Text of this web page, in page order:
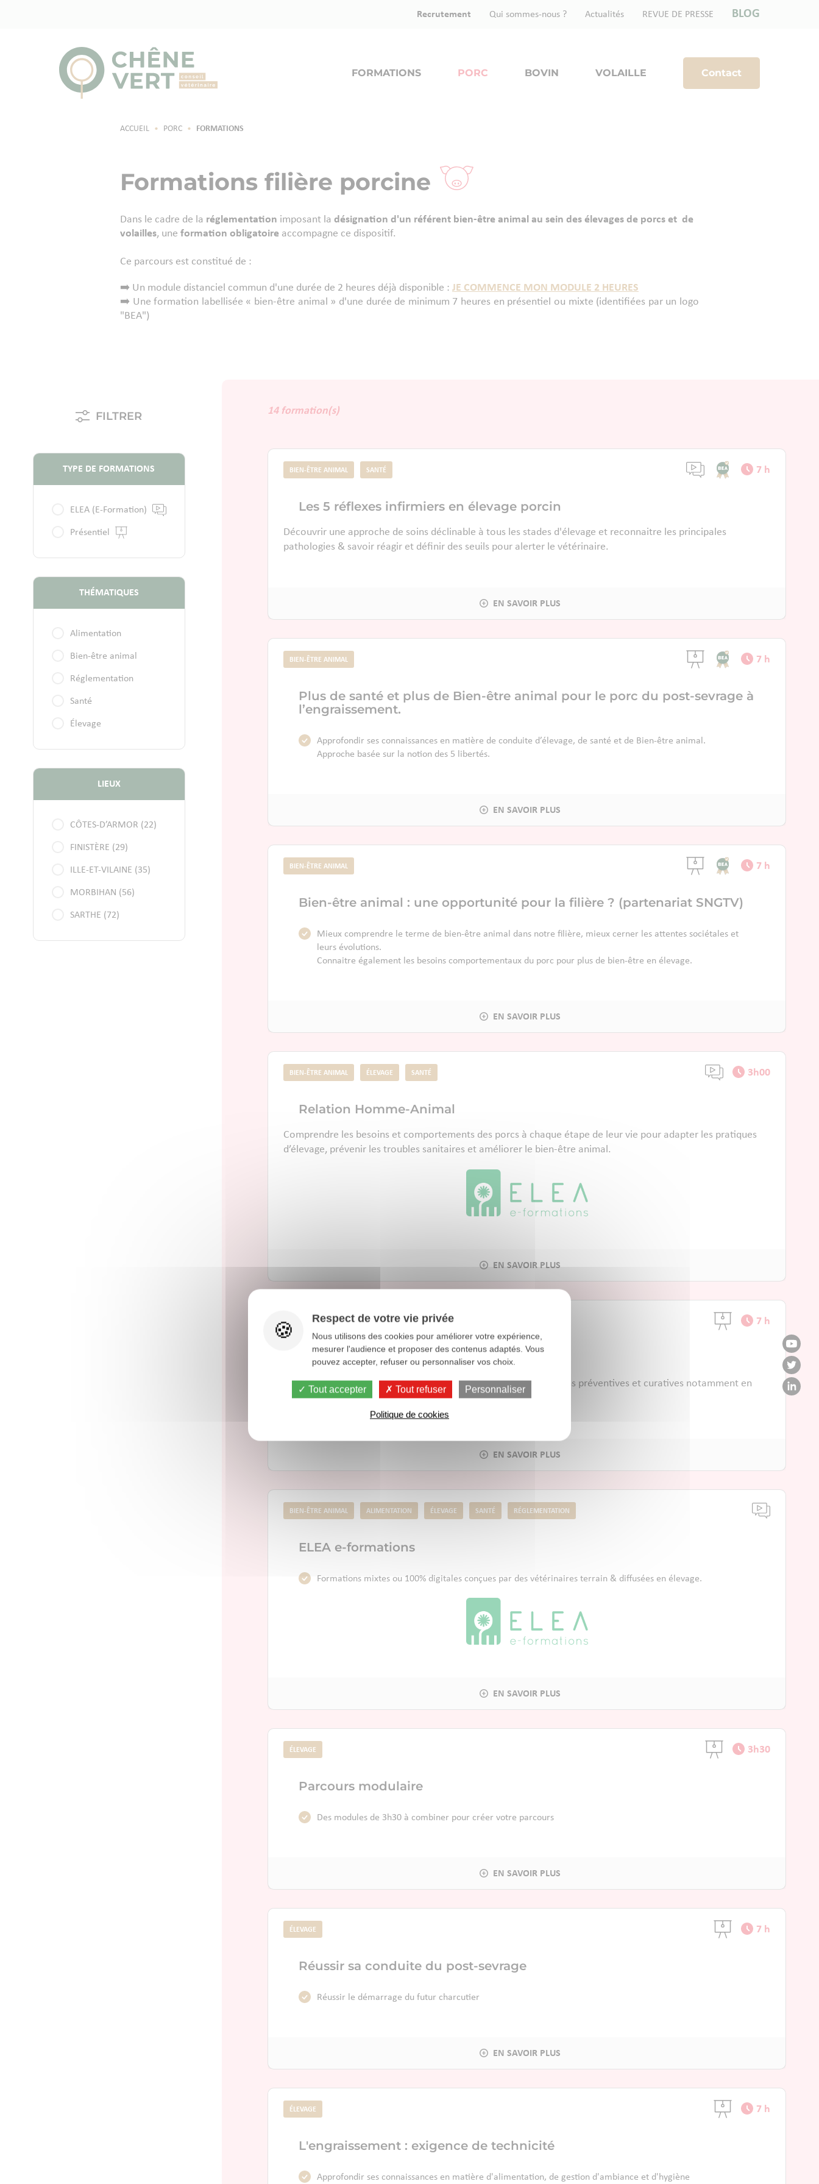
Recrutement Qui sommes-nous ? Actualités REVUE DE PRESSE BLOG
FORMATIONS PORC BOVIN VOLAILLE Contact
ACCUEIL • PORC • FORMATIONS
Formations filière porcine
Dans le cadre de la réglementation imposant la désignation d'un référent bien-être animal au sein des élevages de porcs et de
volailles, une formation obligatoire accompagne ce dispositif.
Ce parcours est constitué de :
➡️ ​​Un module distanciel commun d'une durée de 2 heures déjà disponible : JE COMMENCE MON MODULE 2 HEURES
➡️ Une formation labellisée « bien-être animal » d'une durée de minimum 7 heures en présentiel ou mixte (identifiées par un logo
"BEA")
FILTRER
TYPE DE FORMATIONS
ELEA (E-Formation)
Présentiel
THÉMATIQUES
Alimentation
Bien-être animal
Réglementation
Santé
Élevage
LIEUX
CÔTES-D’ARMOR (22)
FINISTÈRE (29)
ILLE-ET-VILAINE (35)
MORBIHAN (56)
SARTHE (72)
14 formation(s)
BIEN-ÊTRE ANIMAL SANTÉ 7 h
Les 5 réflexes infirmiers en élevage porcin
Découvrir une approche de soins déclinable à tous les stades d'élevage et reconnaitre les principales
pathologies & savoir réagir et définir des seuils pour alerter le vétérinaire.
BIEN-ÊTRE ANIMAL 7 h
Plus de santé et plus de Bien-être animal pour le porc du post-sevrage à
l’engraissement.
Approfondir ses connaissances en matière de conduite d’élevage, de santé et de Bien-être animal.
Approche basée sur la notion des 5 libertés.
BIEN-ÊTRE ANIMAL 7 h
Bien-être animal : une opportunité pour la filière ? (partenariat SNGTV)
Mieux comprendre le terme de bien-être animal dans notre filière, mieux cerner les attentes sociétales et
leurs évolutions.
Connaitre également les besoins comportementaux du porc pour plus de bien-être en élevage.
BIEN-ÊTRE ANIMAL ÉLEVAGE SANTÉ 3h00
Relation Homme-Animal
Comprendre les besoins et comportements des porcs à chaque étape de leur vie pour adapter les pratiques
d’élevage, prévenir les troubles sanitaires et améliorer le bien-être animal.
ÉLEVAGE RÉGLEMENTATION 7 h
Cibler les pathologies en maternité
Diminuer les coûts de santé par une meilleure maîtrise des actions préventives et curatives notamment en
maternité.
BIEN-ÊTRE ANIMAL ALIMENTATION ÉLEVAGE SANTÉ RÉGLEMENTATION
ELEA e-formations
Formations mixtes ou 100% digitales conçues par des vétérinaires terrain & diffusées en élevage.
ÉLEVAGE 3h30
Parcours modulaire
Des modules de 3h30 à combiner pour créer votre parcours
ÉLEVAGE 7 h
Réussir sa conduite du post-sevrage
Réussir le démarrage du futur charcutier
ÉLEVAGE 7 h
L'engraissement : exigence de technicité
Approfondir ses connaissances en matière d'alimentation, de gestion d'ambiance et d'hygiène
Respect de votre vie privée
Nous utilisons des cookies pour améliorer votre expérience,
mesurer l'audience et proposer des contenus adaptés. Vous
pouvez accepter, refuser ou personnaliser vos choix.
Tout accepter Tout refuser Personnaliser
Politique de cookies